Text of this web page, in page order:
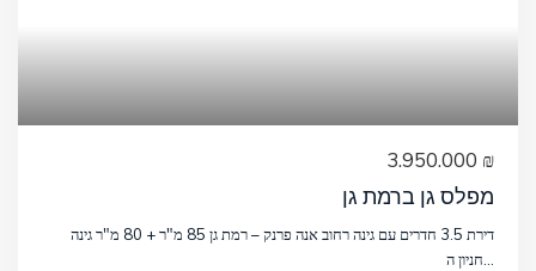
₪ 3.950.000
מפלס גן ברמת גן
דירת 3.5 חדרים עם גינה רחוב אנה פרנק – רמת גן 85 מ"ר + 80 מ"ר גינה
חניון ה